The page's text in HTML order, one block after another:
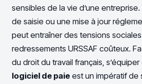
sensibles de la vie d’une
de saisie ou une mise à jour
peut entraîner des tensions
redressements URSSAF coûteux.
du droit du travail français, s’équiper
logiciel de paie est un impératif de